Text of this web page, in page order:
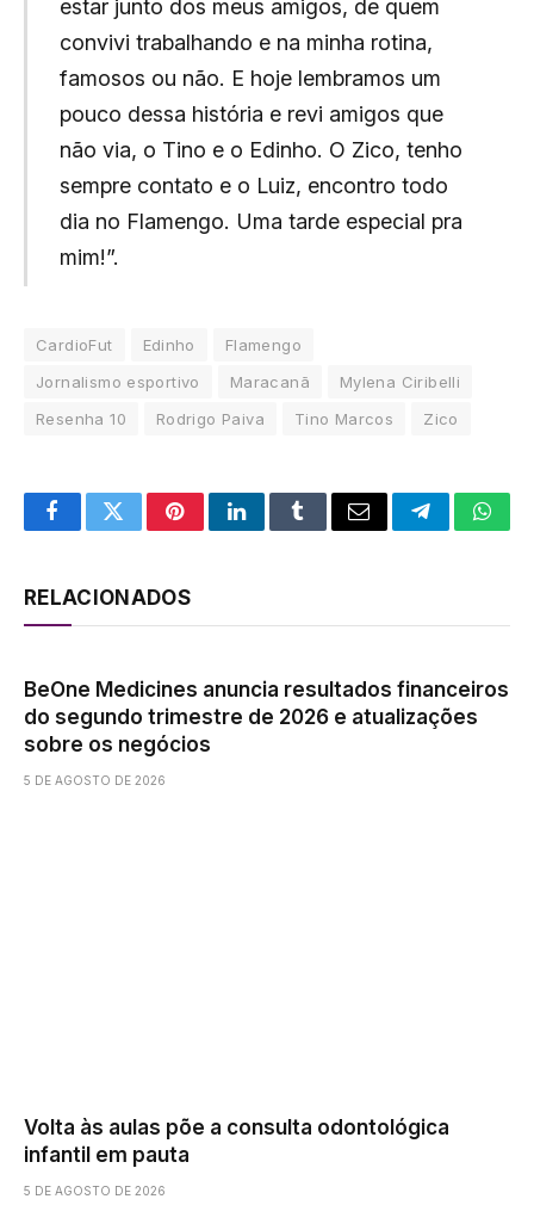
estar junto dos meus amigos, de quem
convivi trabalhando e na minha rotina,
famosos ou não. E hoje lembramos um
pouco dessa história e revi amigos que
não via, o Tino e o Edinho. O Zico, tenho
sempre contato e o Luiz, encontro todo
dia no Flamengo. Uma tarde especial pra
mim!”.
CardioFut Edinho
Flamengo
Jornalismo esportivo
Maracanã
Mylena Ciribelli
Resenha 10
Rodrigo Paiva Tino Marcos Zico
FacebookTwitterPinterestLinkedInTumblrEmail Telegram
RELACIONADOS
BeOne Medicines anuncia resultados financeiros
do segundo trimestre de 2026 e atualizações
sobre os negócios
5 DE AGOSTO DE 2026
Volta às aulas põe a consulta odontológica
infantil em pauta
5 DE AGOSTO DE 2026